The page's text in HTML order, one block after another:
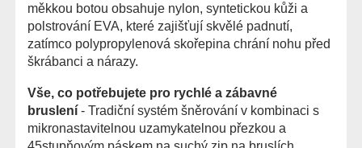
měkkou botou obsahuje nylon, syntetickou kůži a
polstrování EVA, které zajišťují skvělé padnutí,
zatímco polypropylenová skořepina chrání nohu před
škrábanci a nárazy.
Vše, co potřebujete pro rychlé a zábavné
bruslení - Tradiční systém šněrování v kombinaci s
mikronastavitelnou uzamykatelnou přezkou a